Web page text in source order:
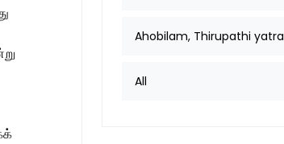
Ahobilam, Thirupathi yatra
All